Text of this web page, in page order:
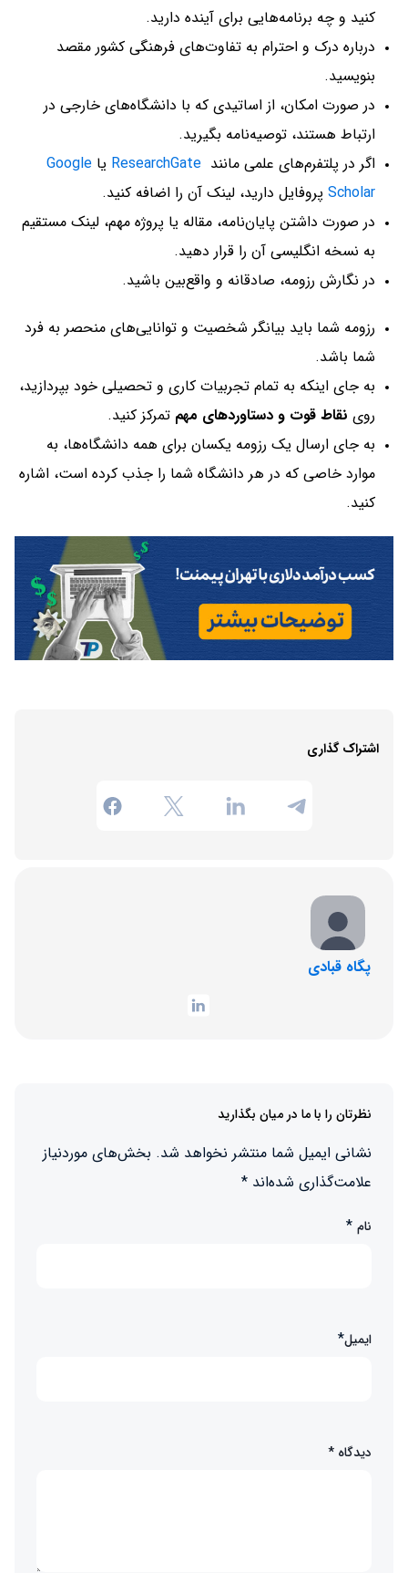
کنید و چه برنامه‌هایی برای آینده دارید.
درباره درک و احترام به تفاوت‌های فرهنگی کشور مقصد
بنویسید.
در صورت امکان، از اساتیدی که با دانشگاه‌های خارجی در
ارتباط هستند، توصیه‌نامه بگیرید.
اگر در پلتفرم‌های علمی مانند ResearchGate یا Google
Scholar پروفایل دارید، لینک آن را اضافه کنید.
در صورت داشتن پایان‌نامه، مقاله یا پروژه مهم، لینک مستقیم
به نسخه انگلیسی آن را قرار دهید.
در نگارش رزومه، صادقانه و واقع‌بین باشید.
رزومه شما باید بیانگر شخصیت و توانایی‌های منحصر به فرد
شما باشد.
به جای اینکه به تمام تجربیات کاری و تحصیلی خود بپردازید،
روی نقاط قوت و دستاوردهای مهم تمرکز کنید.
به جای ارسال یک رزومه یکسان برای همه دانشگاه‌ها، به
موارد خاصی که در هر دانشگاه شما را جذب کرده است، اشاره
کنید.
اشتراک گذاری
پگاه قبادی
نظرتان را با ما در میان بگذارید
نشانی ایمیل شما منتشر نخواهد شد. بخش‌های موردنیاز
علامت‌گذاری شده‌اند *
نام *
ایمیل*
دیدگاه *